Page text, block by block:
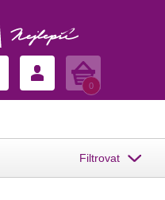
Košík
0
Filtrovat